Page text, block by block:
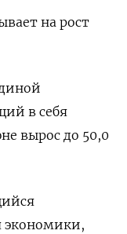
на рост
в себя
вырос до ​50,0
‌экономики,